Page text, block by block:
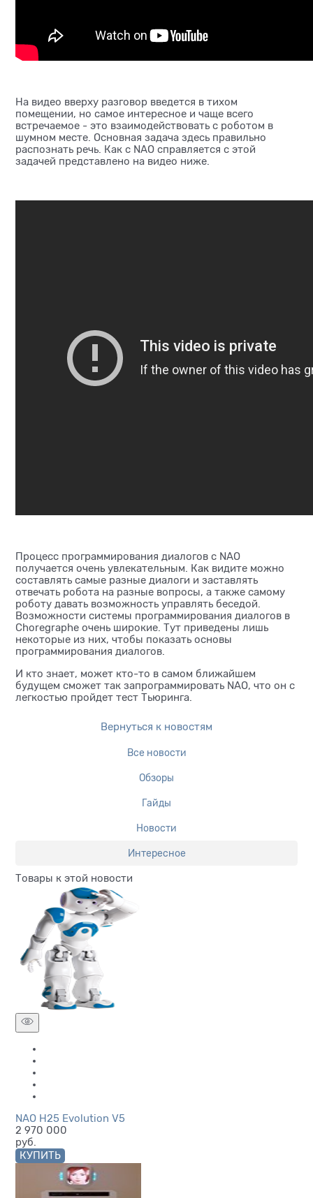
На видео вверху разговор введется в тихом
помещении, но самое интересное и чаще всего
встречаемое - это взаимодействовать с роботом в
шумном месте. Основная задача здесь правильно
распознать речь. Как с NAO справляется с этой
задачей представлено на видео ниже.
Процесс программирования диалогов с NAO
получается очень увлекательным. Как видите можно
составлять самые разные диалоги и заставлять
отвечать робота на разные вопросы, а также самому
роботу давать возможность управлять беседой.
Возможности системы программирования диалогов в
Choregraphe очень широкие. Тут приведены лишь
некоторые из них, чтобы показать основы
программирования диалогов.
И кто знает, может кто-то в самом ближайшем
будущем сможет так запрограммировать NAO, что он с
легкостью пройдет тест Тьюринга.
Вернуться к новостям
Все новости
Обзоры
Гайды
Новости
Интересное
Товары к этой новости
NAO H25 Evolution V5
2 970 000
руб.
КУПИТЬ